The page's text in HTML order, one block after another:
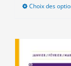
Choix des